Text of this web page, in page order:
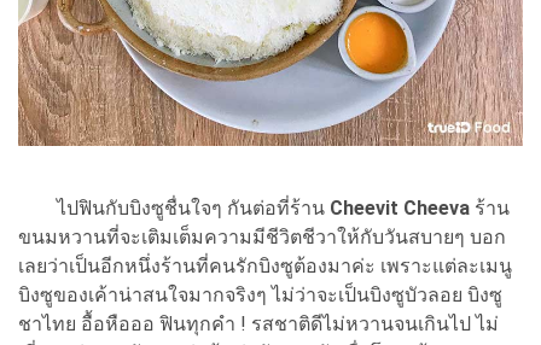
ไปฟินกับบิงซูชื่นใจๆ กันต่อที่ร้าน Cheevit Cheeva ร้าน
ขนมหวานที่จะเติมเต็มความมีชีวิตชีวาให้กับวันสบายๆ บอก
เลยว่าเป็นอีกหนึ่งร้านที่คนรักบิงซูต้องมาค่ะ เพราะแต่ละเมนู
บิงซูของเค้าน่าสนใจมากจริงๆ ไม่ว่าจะเป็นบิงซูบัวลอย บิงซู
ชาไทย อื้อหือออ ฟินทุกคำ ! รสชาติดีไม่หวานจนเกินไป ไม่